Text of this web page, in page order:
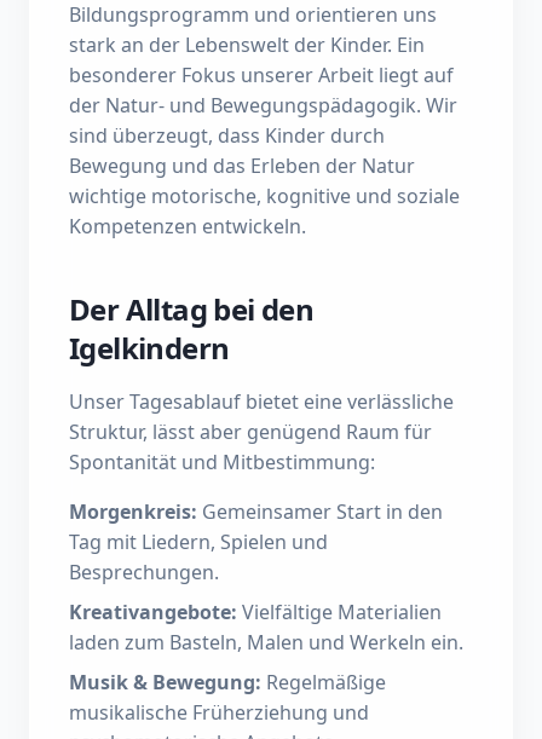
Bildungsprogramm und orientieren uns
stark an der Lebenswelt der Kinder. Ein
besonderer Fokus unserer Arbeit liegt auf
der Natur- und Bewegungspädagogik. Wir
sind überzeugt, dass Kinder durch
Bewegung und das Erleben der Natur
wichtige motorische, kognitive und soziale
Kompetenzen entwickeln.
Der Alltag bei den
Igelkindern
Unser Tagesablauf bietet eine verlässliche
Struktur, lässt aber genügend Raum für
Spontanität und Mitbestimmung:
Morgenkreis: Gemeinsamer Start in den
Tag mit Liedern, Spielen und
Besprechungen.
Kreativangebote: Vielfältige Materialien
laden zum Basteln, Malen und Werkeln ein.
Musik & Bewegung: Regelmäßige
musikalische Früherziehung und